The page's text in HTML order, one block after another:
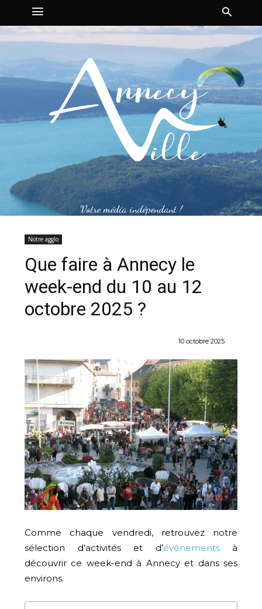
Votre média indépendant !
Notre agglo
Que faire à Annecy le
week-end du 10 au 12
octobre 2025 ?
10 octobre 2025
Comme chaque vendredi, retrouvez notre
sélection d’activités et d’événementsà
découvrir ce week-end à Annecy et dans ses
environs.